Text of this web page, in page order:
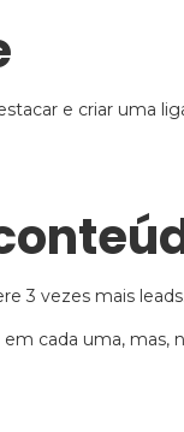
e criar uma
3 vezes mais leads.
cada uma,